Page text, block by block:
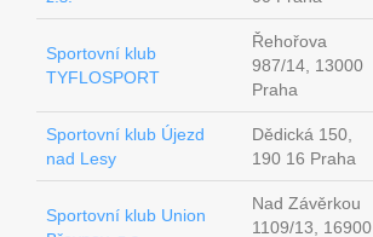
Sportovní klub
TYFLOSPORT
Řehořova
987/14, 13000
Praha
Sportovní klub Újezd
nad Lesy
Dědická 150,
190 16 Praha
Sportovní klub Union
Nad Závěrkou
1109/13, 16900